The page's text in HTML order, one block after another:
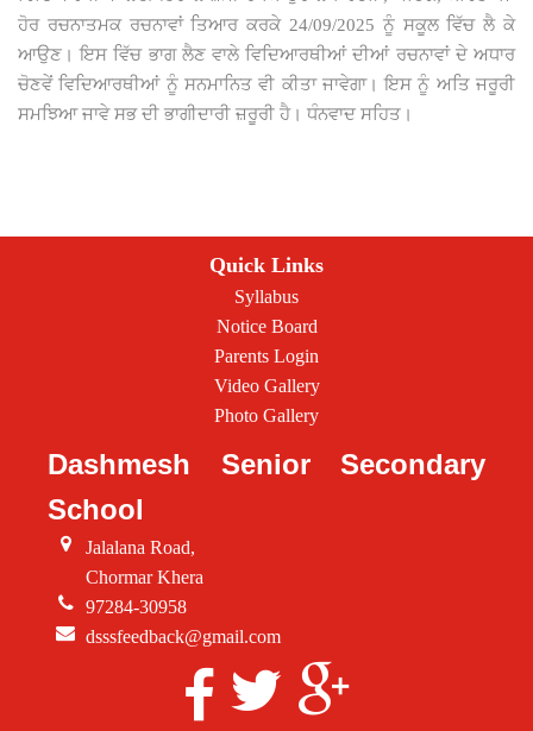
ਹੋਰ ਰਚਨਾਤਮਕ ਰਚਨਾਵਾਂ ਤਿਆਰ ਕਰਕੇ 24/09/2025 ਨੂੰ ਸਕੂਲ ਵਿੱਚ ਲੈ ਕੇ
ਆਉਣ। ਇਸ ਵਿੱਚ ਭਾਗ ਲੈਣ ਵਾਲੇ ਵਿਦਿਆਰਥੀਆਂ ਦੀਆਂ ਰਚਨਾਵਾਂ ਦੇ ਅਧਾਰ
ਚੋਣਵੇਂ ਵਿਦਿਆਰਥੀਆਂ ਨੂੰ ਸਨਮਾਨਿਤ ਵੀ ਕੀਤਾ ਜਾਵੇਗਾ। ਇਸ ਨੂੰ ਅਤਿ ਜਰੂਰੀ
ਸਮਝਿਆ ਜਾਵੇ ਸਭ ਦੀ ਭਾਗੀਦਾਰੀ ਜ਼ਰੂਰੀ ਹੈ। ਧੰਨਵਾਦ ਸਹਿਤ।
Quick Links
Syllabus
Notice Board
Parents Login
Video Gallery
Photo Gallery
Dashmesh Senior Secondary
School
Jalalana Road,
Chormar Khera
97284-30958
dsssfeedback@gmail.com